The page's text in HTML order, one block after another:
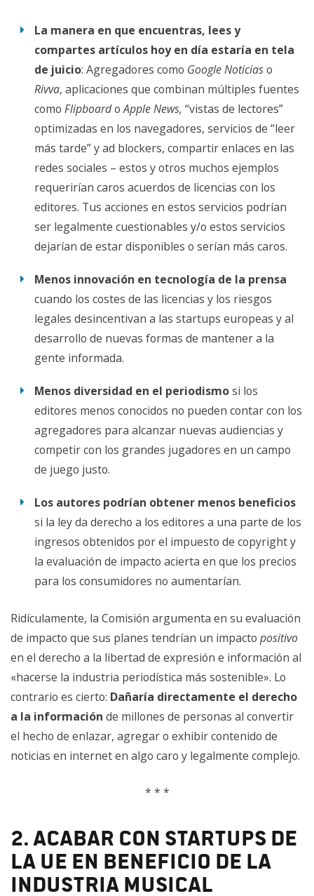
La Asociación Alemana de la Industria de InternetECO
concluyó que la ley alemana“solo produjo perdedores” y
que introducirla a nivel europeo “crearía problemas
masivos”
En un debate reciente, editores de periódicos digitales de
Alemania y España calificaron estas leyes como
“una
manera de sacarle un poco de dinero a Google” y
“completamente inservible para los lectores [y] los
editores”
, e hicieron campaña para evitar su extensión a
Europa.
La manera en que encuentras, lees y
compartes artículos hoy en día estaría en tela
de juicio: Agregadores como Google Noticiaso
Rivva, aplicaciones que combinan múltiples fuentes
como FlipboardoApple News, “vistas de lectores”
optimizadas en los navegadores, servicios de “leer
más tarde” y ad blockers, compartir enlaces en las
redes sociales – estos y otros muchos ejemplos
requerirían caros acuerdos de licencias con los
editores. Tus acciones en estos servicios podrían
ser legalmente cuestionables y/o estos servicios
dejarían de estar disponibles o serían más caros.
Menos innovación en tecnología de la prensa
cuando los costes de las licencias y los riesgos
legales desincentivan a las startups europeas y al
desarrollo de nuevas formas de mantener a la
gente informada.
Menos diversidad en el periodismosi los
editores menos conocidos no pueden contar con los
agregadores para alcanzar nuevas audiencias y
competir con los grandes jugadores en un campo
de juego justo.
Los autores podrían obtener menos beneficios
si la ley da derecho a los editores a una parte de los
ingresos obtenidos por el impuesto de copyright y
la evaluación de impacto acierta en que los precios
para los consumidores no aumentarían.
Ridículamente, la Comisión argumenta en su evaluación
de impacto que sus planes tendrían un impactopositivo
en el derecho a la libertad de expresión e información al
«hacerse la industria periodística más sostenible». Lo
contrario es cierto: Dañaría directamente el derecho
a la información de millones de personas al convertir
el hecho de enlazar, agregar o exhibir contenido de
noticias en internet en algo caro y legalmente complejo.
* * *
2. Acabar con startups de
la UE en beneficio de la
industria musical